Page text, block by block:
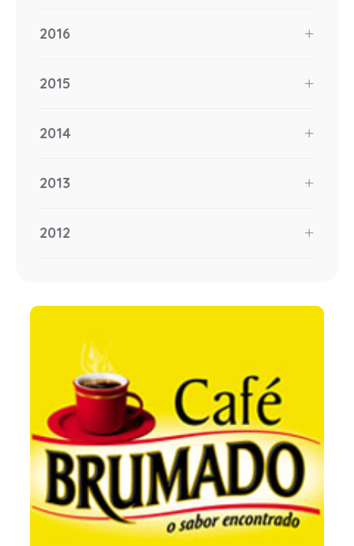
2016
2015
2014
2013
2012